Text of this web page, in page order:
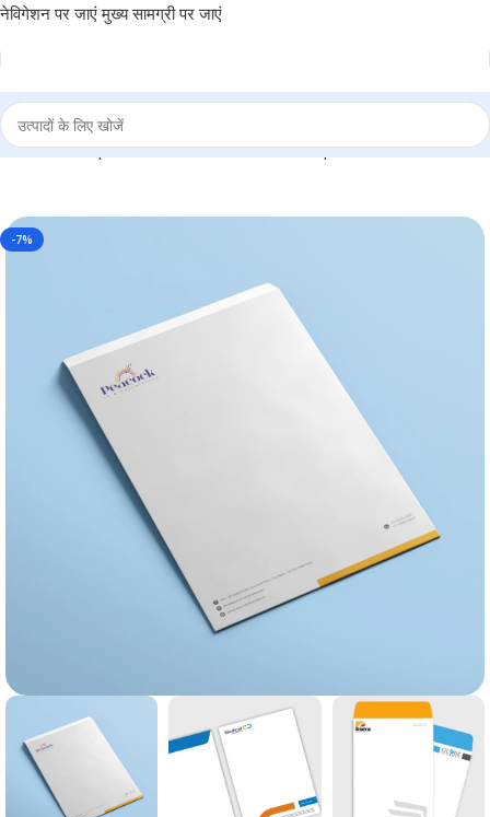
नेविगेशन पर जाएं मुख्य सामग्री पर जाएं
Size for Corporate, Business, Events and personal use – ENVA4
-7%